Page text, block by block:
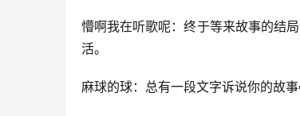
懵啊我在听歌呢：终于等来故事的结
活。
麻球的球：总有一段文字诉说你的故